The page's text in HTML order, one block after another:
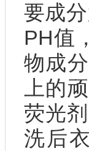
要成
PH值
物成
上的
荧光
洗后